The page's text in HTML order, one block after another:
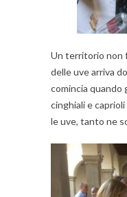
Un territorio non
delle uve arriva
comincia quando
cinghiali e
le uve, tanto ne